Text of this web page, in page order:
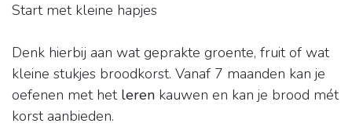
Start met kleine hapjes
Denk hierbij aan wat geprakte groente, fruit of wat
kleine stukjes broodkorst. Vanaf 7 maanden kan je
oefenen met het leren kauwen en kan je brood mét
korst aanbieden.